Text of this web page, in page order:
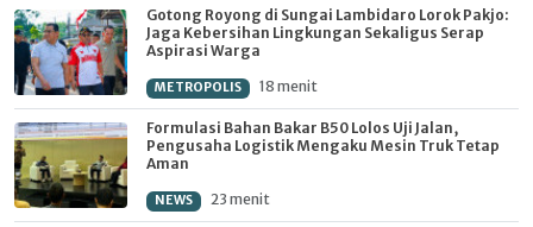
Gotong Royong di Sungai Lambidaro Lorok Pakjo:
Jaga Kebersihan Lingkungan Sekaligus Serap
Aspirasi Warga
METROPOLIS 18 menit
Formulasi Bahan Bakar B50 Lolos Uji Jalan,
Pengusaha Logistik Mengaku Mesin Truk Tetap
Aman
NEWS 23 menit